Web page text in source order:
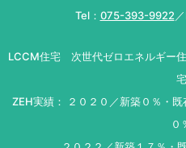
Tel： 075-393-9922
LCCM住宅 次世代ゼロエネルギー
宅
ZEH実績： ２０２０／新築０％・
０